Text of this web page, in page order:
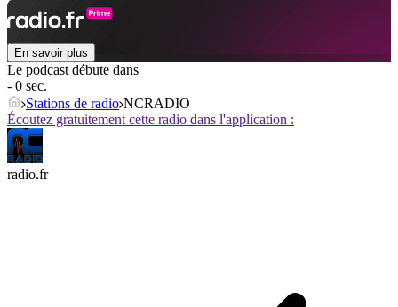
En savoir plus
Le podcast débute dans
- 0 sec.
Stations de radio NCRADIO
Écoutez gratuitement cette radio dans l'application :
radio.fr